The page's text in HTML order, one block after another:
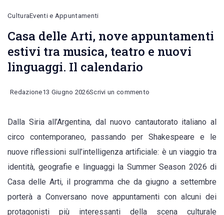
CulturaEventi e Appuntamenti
Casa delle Arti, nove appuntamenti
estivi tra musica, teatro e nuovi
linguaggi. Il calendario
Redazione13 Giugno 2026Scrivi un commento
delle
Arti,
nove
appuntamenti
estivi
tra
musica,
Dalla Siria all’Argentina, dal nuovo cantautorato italiano al
circo contemporaneo, passando per Shakespeare e le
nuove riflessioni sull’intelligenza artificiale: è un viaggio tra
identità, geografie e linguaggi la Summer Season 2026 di
Casa delle Arti, il programma che da giugno a settembre
porterà a Conversano nove appuntamenti con alcuni dei
protagonisti più interessanti della scena culturale